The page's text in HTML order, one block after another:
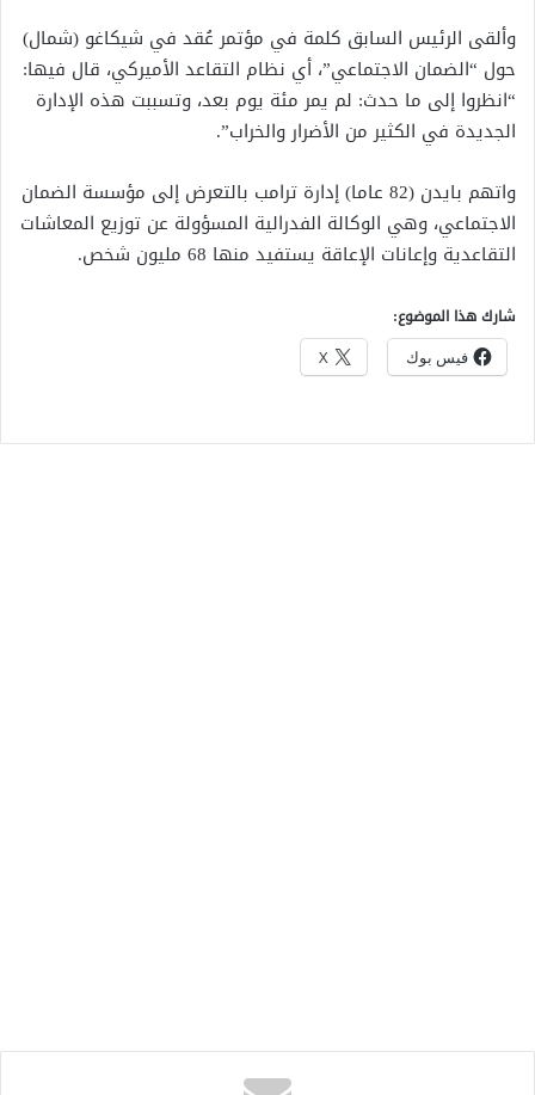
وألقى الرئيس السابق كلمة في مؤتمر عُقد في شيكاغو (شمال)
حول “الضمان الاجتماعي”، أي نظام التقاعد الأميركي، قال فيها:
“انظروا إلى ما حدث: لم يمر مئة يوم بعد، وتسببت هذه الإدارة
الجديدة في الكثير من الأضرار والخراب”.
واتهم بايدن (82 عاما) إدارة ترامب بالتعرض إلى مؤسسة الضمان
الاجتماعي، وهي الوكالة الفدرالية المسؤولة عن توزيع المعاشات
التقاعدية وإعانات الإعاقة يستفيد منها 68 مليون شخص.
شارك هذا الموضوع:
فيس بوك X